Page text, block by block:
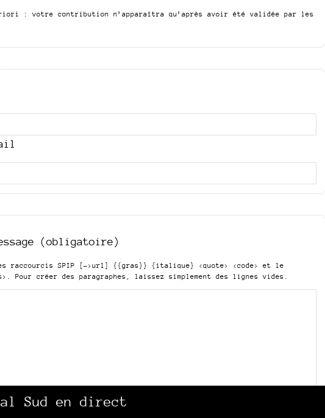
: votre contribution n’apparaîtra qu’après avoir été validée par les
(obligatoire)
raccourcis SPIP [->url] {{gras}} {italique} <quote> <code>
et le
. Pour créer des paragraphes, laissez simplement des lignes vides.
Sud en direct